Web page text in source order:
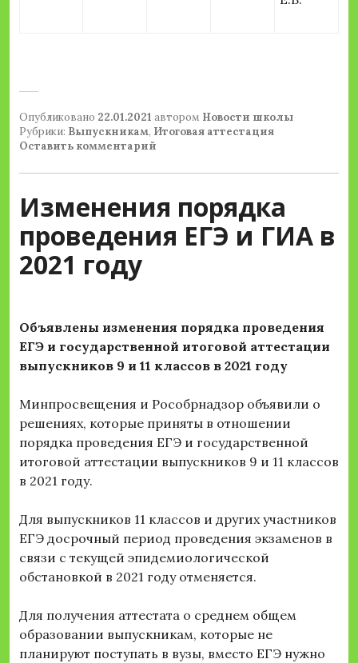
Опубликовано 22.01.2021 автором Новости школы
Рубрики: Выпускникам, Итоговая аттестация
Оставить комментарий
Изменения порядка
проведения ЕГЭ и ГИА в
2021 году
Объявлены изменения порядка проведения
ЕГЭ и государственной итоговой аттестации
выпускников 9 и 11 классов в 2021 году
Минпросвещения и Рособрнадзор объявили о
решениях, которые приняты в отношении
порядка проведения ЕГЭ и государственной
итоговой аттестации выпускников 9 и 11 классов
в 2021 году.
Для выпускников 11 классов и других участников
ЕГЭ досрочный период проведения экзаменов в
связи с текущей эпидемиологической
обстановкой в 2021 году отменяется.
Для получения аттестата о среднем общем
образовании выпускникам, которые не
планируют поступать в вузы, вместо ЕГЭ нужно